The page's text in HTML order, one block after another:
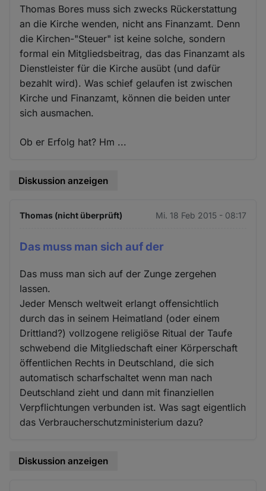
Thomas Bores muss sich zwecks Rückerstattung
an die Kirche wenden, nicht ans Finanzamt. Denn
die Kirchen-"Steuer" ist keine solche, sondern
formal ein Mitgliedsbeitrag, das das Finanzamt als
Dienstleister für die Kirche ausübt (und dafür
bezahlt wird). Was schief gelaufen ist zwischen
Kirche und Finanzamt, können die beiden unter
sich ausmachen.
Ob er Erfolg hat? Hm ...
Diskussion anzeigen
Thomas (nicht überprüft) Mi. 18 Feb 2015 - 08:17
Das muss man sich auf der
Das muss man sich auf der Zunge zergehen
lassen.
Jeder Mensch weltweit erlangt offensichtlich
durch das in seinem Heimatland (oder einem
Drittland?) vollzogene religiöse Ritual der Taufe
schwebend die Mitgliedschaft einer Körperschaft
öffentlichen Rechts in Deutschland, die sich
automatisch scharfschaltet wenn man nach
Deutschland zieht und dann mit finanziellen
Verpflichtungen verbunden ist. Was sagt eigentlich
das Verbraucherschutzministerium dazu?
Diskussion anzeigen